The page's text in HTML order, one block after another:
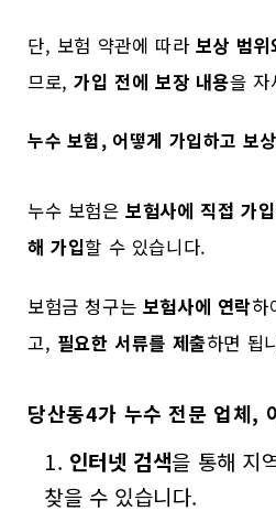
단, 보험 약관에 따라 보상 범위
므로,가입 전에 보장 내용을 자
누수 보험, 어떻게 가입하고 보
누수 보험은보험사에 직접 가입
해 가입할 수 있습니다.
보험금 청구는 보험사에 연락하
고, 필요한 서류를 제출하면 됩
당산동4가 누수 전문 업체,
인터넷 검색을 통해 지
찾을 수 있습니다.